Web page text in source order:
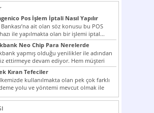
Pos İşlem İptali Nasıl Yapılır
Bankası’na ait olan söz konusu bu POS
ile yapılmakta olan bir işlemi iptal...
Neo Chip Para Nerelerde
yapmış olduğu yenilikler ile adından
ettirmeye devam ediyor. Hem müşteri
arttırmak hem...
Kıran Tefeciler
kullanılmakta olan pek çok farklı
yolu ve yöntemi mevcut olmak ile
bunlar...